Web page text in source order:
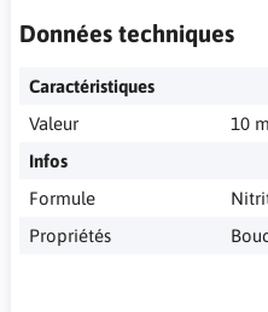
Données techniques
Caractéristiques
Valeur
10
Infos
Formule
Propriétés